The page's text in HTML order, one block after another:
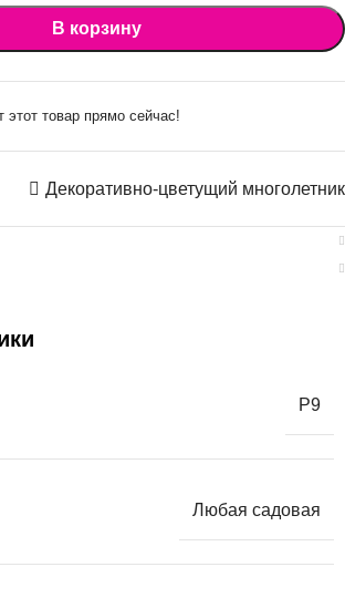
В корзину
этот товар прямо сейчас!
Декоративно-цветущий многолетник
Р9
Любая садовая